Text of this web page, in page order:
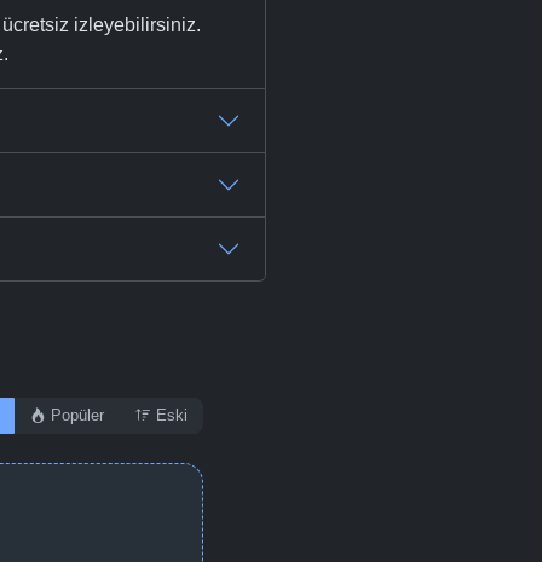
izleyebilirsiniz.
Popüler Eski